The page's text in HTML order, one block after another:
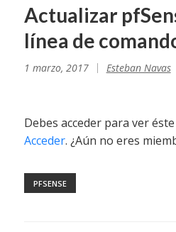
Actualizar
línea de
1 marzo, 2017 Esteban Navas
Debes acceder para ver
Acceder. ¿Aún no eres
PFSENSE